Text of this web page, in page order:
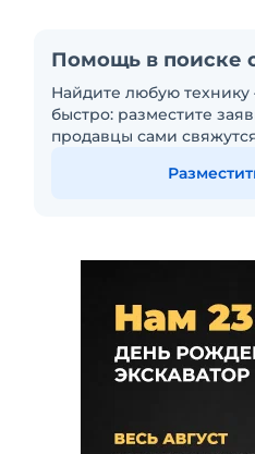
Помощь в поиске
Найдите любую
быстро: разместите
продавцы сами